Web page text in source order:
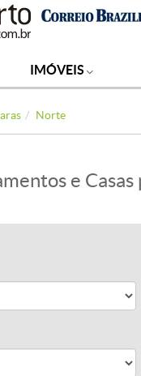
IMÓVEIS
Norte
e